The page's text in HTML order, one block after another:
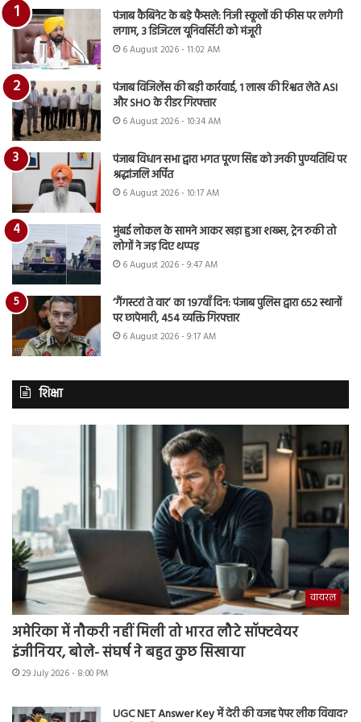
पंजाब कैबिनेट के बड़े फैसले: निजी स्कूलों की फीस पर लगेगी
लगाम, 3 डिजिटल यूनिवर्सिटी को मंजूरी
6 August 2026 - 11:02 AM
पंजाब विजिलेंस की बड़ी कार्रवाई, 1 लाख की रिश्वत लेते ASI
और SHO के रीडर गिरफ्तार
6 August 2026 - 10:34 AM
पंजाब विधान सभा द्वारा भगत पूरण सिंह को उनकी पुण्यतिथि पर
श्रद्धांजलि अर्पित
6 August 2026 - 10:17 AM
मुंबई लोकल के सामने आकर खड़ा हुआ शख्स, ट्रेन रुकी तो
लोगों ने जड़ दिए थप्पड़
6 August 2026 - 9:47 AM
‘गैंगस्टरां ते वार’ का 197वाँ दिन: पंजाब पुलिस द्वारा 652 स्थानों
पर छापेमारी, 454 व्यक्ति गिरफ्तार
6 August 2026 - 9:17 AM
शिक्षा
वायरल
अमेरिका में नौकरी नहीं मिली तो भारत लौटे सॉफ्टवेयर
इंजीनियर, बोले- संघर्ष ने बहुत कुछ सिखाया
29 July 2026 - 8:00 PM
UGC NET Answer Key में देरी की वजह पेपर लीक विवाद?